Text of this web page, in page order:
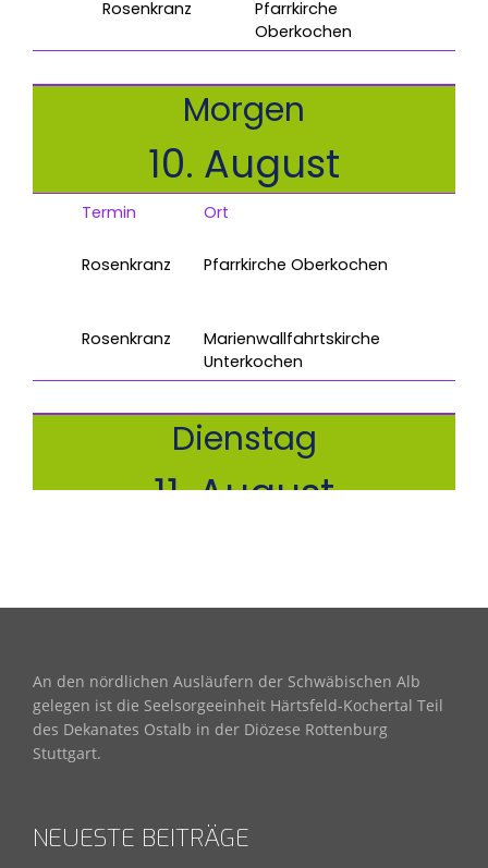
An den nördlichen Ausläufern der Schwäbischen Alb
gelegen ist die Seelsorgeeinheit Härtsfeld-Kochertal Teil
des Dekanates Ostalb in der Diözese Rottenburg
Stuttgart.
NEUESTE BEITRÄGE